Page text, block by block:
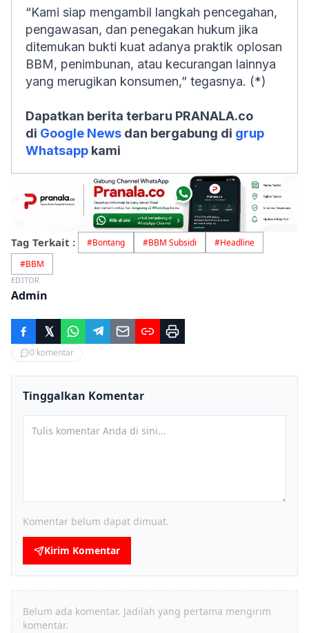
“Kami siap mengambil langkah pencegahan,
pengawasan, dan penegakan hukum jika
ditemukan bukti kuat adanya praktik oplosan
BBM, penimbunan, atau kecurangan lainnya
yang merugikan konsumen,” tegasnya. (*)
Dapatkan berita terbaru PRANALA.co
di Google News dan bergabung di grup
Whatsapp kami
Tag Terkait : #Bontang #BBM Subsidi #Headline
#BBM
EDITOR
Admin
0 komentar
Tinggalkan Komentar
Komentar belum dapat dimuat.
Kirim Komentar
Belum ada komentar. Jadilah yang pertama mengirim
komentar.